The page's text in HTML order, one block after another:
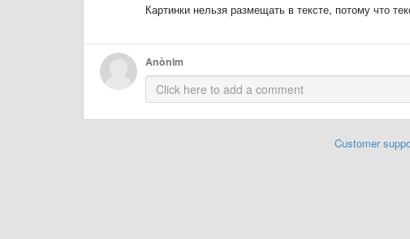
Картинки нельзя размещать в тексте, потому что
Anònim
Customer